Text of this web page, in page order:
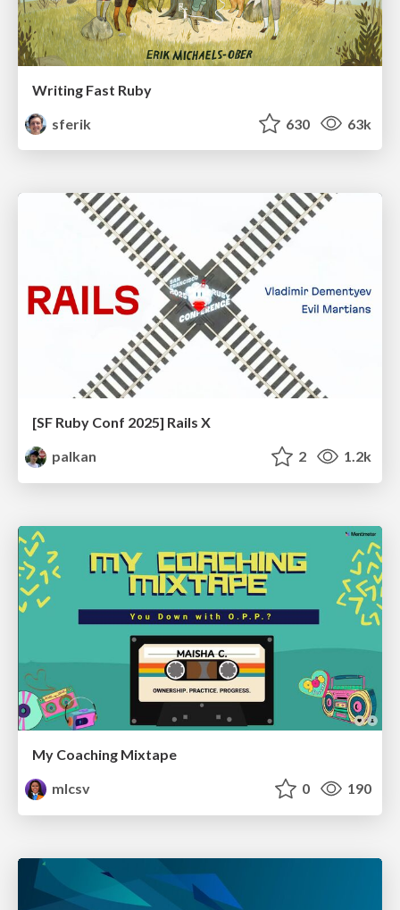
Writing Fast Ruby
sferik
630 63k
[SF Ruby Conf 2025] Rails X
palkan
2 1.2k
My Coaching Mixtape
mlcsv
0 190